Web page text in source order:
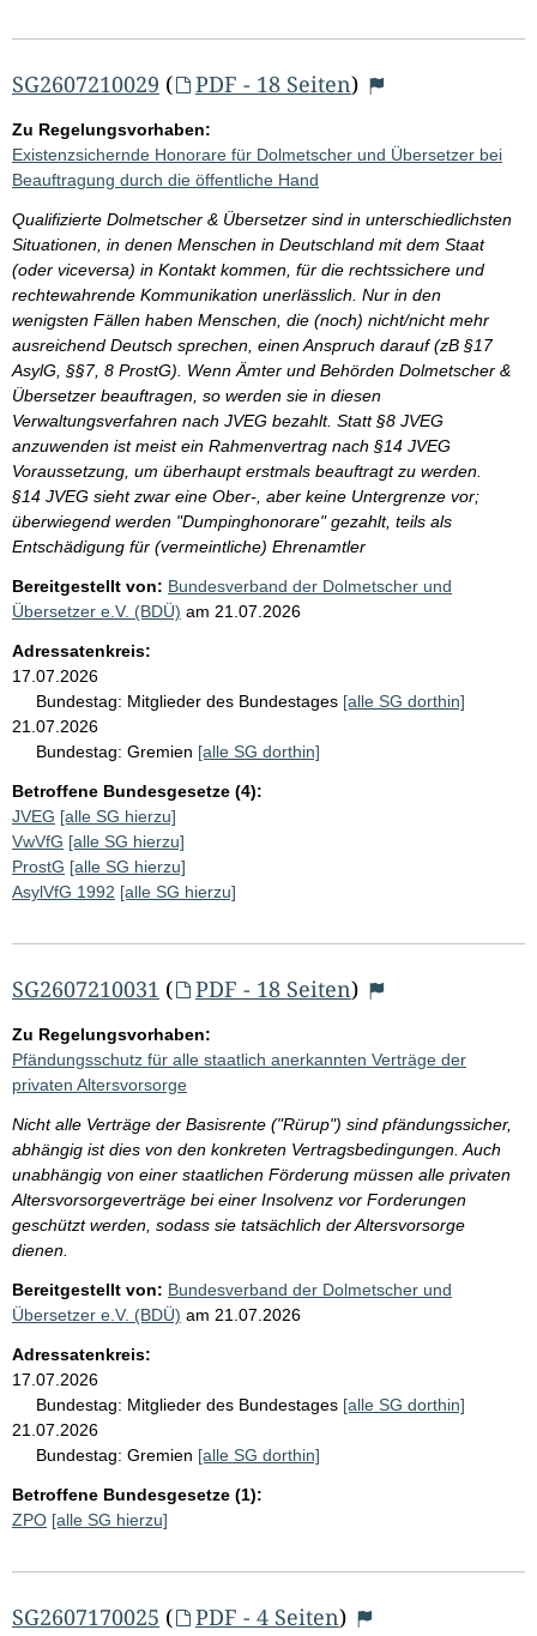
SG2607210029 ( PDF - 18 Seiten)
Zu Regelungsvorhaben:
Existenzsichernde Honorare für Dolmetscher und Übersetzer bei
Beauftragung durch die öffentliche Hand
Qualifizierte Dolmetscher & Übersetzer sind in unterschiedlichsten
Situationen, in denen Menschen in Deutschland mit dem Staat
(oder viceversa) in Kontakt kommen, für die rechtssichere und
rechtewahrende Kommunikation unerlässlich. Nur in den
wenigsten Fällen haben Menschen, die (noch) nicht/nicht mehr
ausreichend Deutsch sprechen, einen Anspruch darauf (zB §17
AsylG, §§7, 8 ProstG). Wenn Ämter und Behörden Dolmetscher &
Übersetzer beauftragen, so werden sie in diesen
Verwaltungsverfahren nach JVEG bezahlt. Statt §8 JVEG
anzuwenden ist meist ein Rahmenvertrag nach §14 JVEG
Voraussetzung, um überhaupt erstmals beauftragt zu werden.
§14 JVEG sieht zwar eine Ober-, aber keine Untergrenze vor;
überwiegend werden "Dumpinghonorare" gezahlt, teils als
Entschädigung für (vermeintliche) Ehrenamtler
Bereitgestellt von: Bundesverband der Dolmetscher und
Übersetzer e.V. (BDÜ) am 21.07.2026
Adressatenkreis:
17.07.2026
Bundestag: Mitglieder des Bundestages [alle SG dorthin]
21.07.2026
Bundestag: Gremien [alle SG dorthin]
Betroffene Bundesgesetze (4):
JVEG [alle SG hierzu]
VwVfG [alle SG hierzu]
ProstG [alle SG hierzu]
AsylVfG 1992 [alle SG hierzu]
SG2607210031 ( PDF - 18 Seiten)
Zu Regelungsvorhaben:
Pfändungsschutz für alle staatlich anerkannten Verträge der
privaten Altersvorsorge
Nicht alle Verträge der Basisrente ("Rürup") sind pfändungssicher,
abhängig ist dies von den konkreten Vertragsbedingungen. Auch
unabhängig von einer staatlichen Förderung müssen alle privaten
Altersvorsorgeverträge bei einer Insolvenz vor Forderungen
geschützt werden, sodass sie tatsächlich der Altersvorsorge
dienen.
Bereitgestellt von: Bundesverband der Dolmetscher und
Übersetzer e.V. (BDÜ) am 21.07.2026
Adressatenkreis:
17.07.2026
Bundestag: Mitglieder des Bundestages [alle SG dorthin]
21.07.2026
Bundestag: Gremien [alle SG dorthin]
Betroffene Bundesgesetze (1):
ZPO [alle SG hierzu]
SG2607170025 ( PDF - 4 Seiten)